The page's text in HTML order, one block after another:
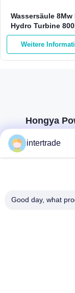
Wassersäule
Hydro Turbine
Francis Turbine
Weitere
Hongya
Maßgeschneiderte
intertrade
Good day, what